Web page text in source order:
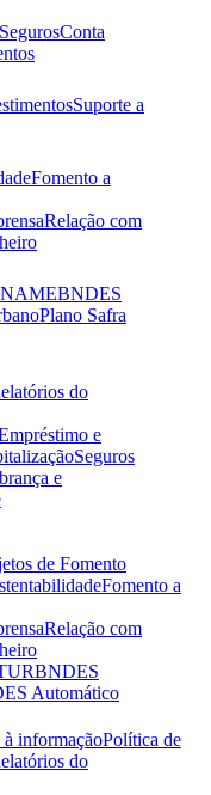
SegurosConta
Suporte a
Fomento a
Relação com
BNDES
Plano Safra
do
e
Seguros
e
de Fomento
Fomento a
Relação com
BNDES
Automático
à informaçãoPolítica de
do